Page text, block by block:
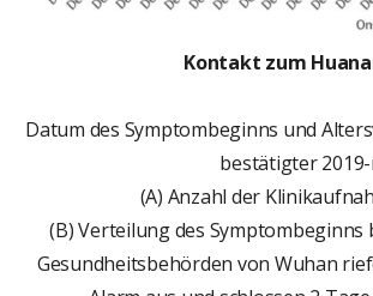
Kontakt zum
Datum des Symptombeginns und
bestätigter
(A) Anzahl der
(B) Verteilung des
Gesundheitsbehörden von Wuhan